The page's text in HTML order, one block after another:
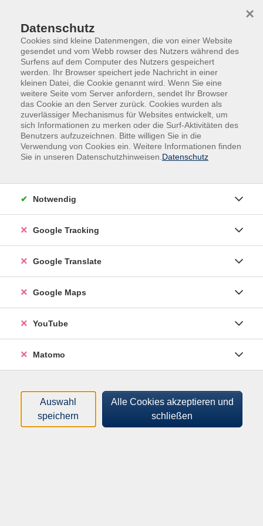
Gesundheit Aus- und Fortbildungen
Ayurveda im Wellnessbereich
Sie erhalten eine Einführung in die Ayurvedalehre und
viel Öl durchgeführt wird. Wir erlernen: Samvahana,
Inklusive Massageutensilien. Mit Zertifikat und Skript.
Bitte bequeme, ältere Kleidung, Schreibzeug, Brotzeit
und Getränke (nur kurze Pause) mitbringen.
Gebühr 170,00 €
In den Warenkorb
Datenschutz
Cookies sind kleine Datenmengen, die von einer Website
gesendet und vom Webb rowser des Nutzers während des
Surfens auf dem Computer des Nutzers gespeichert
werden. Ihr Browser speichert jede Nachricht in einer
kleinen Datei, die Cookie genannt wird. Wenn Sie eine
weitere Seite vom Server anfordern, sendet Ihr Browser
das Cookie an den Server zurück. Cookies wurden als
zuverlässiger Mechanismus für Websites entwickelt, um
sich Informationen zu merken oder die Surf-Aktivitäten des
Benutzers aufzuzeichnen. Bitte willigen Sie in die
Verwendung von Cookies ein. Weitere Informationen finden
Sie in unseren Datenschutzhinweisen. Datenschutz
×
Notwendig
Google Tracking
Google Translate
Google Maps
YouTube
Matomo
Auswahl
speichern
Alle Cookies akzeptieren und
schließen